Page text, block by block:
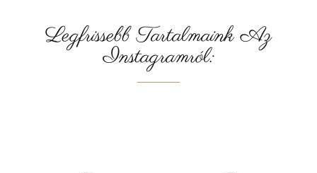
Legfrissebb Tartalmaink Az
Instagramról: